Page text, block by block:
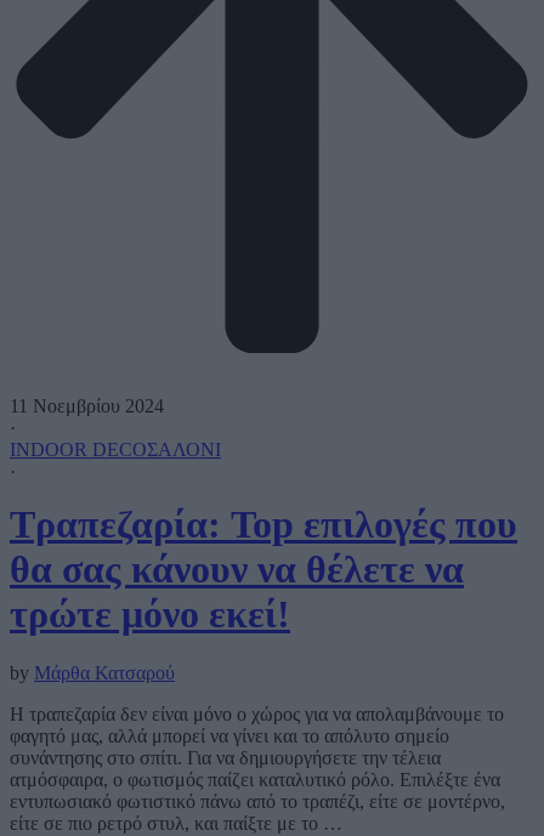
11 Νοεμβρίου 2024
·
INDOOR DECOΣΑΛΟΝΙ
·
Τραπεζαρία: Top επιλογές που
θα σας κάνουν να θέλετε να
τρώτε μόνο εκεί!
by Μάρθα Κατσαρού
Η τραπεζαρία δεν είναι μόνο ο χώρος για να απολαμβάνουμε το
φαγητό μας, αλλά μπορεί να γίνει και το απόλυτο σημείο
συνάντησης στο σπίτι. Για να δημιουργήσετε την τέλεια
ατμόσφαιρα, ο φωτισμός παίζει καταλυτικό ρόλο. Επιλέξτε ένα
εντυπωσιακό φωτιστικό πάνω από το τραπέζι, είτε σε μοντέρνο,
είτε σε πιο ρετρό στυλ, και παίξτε με το …